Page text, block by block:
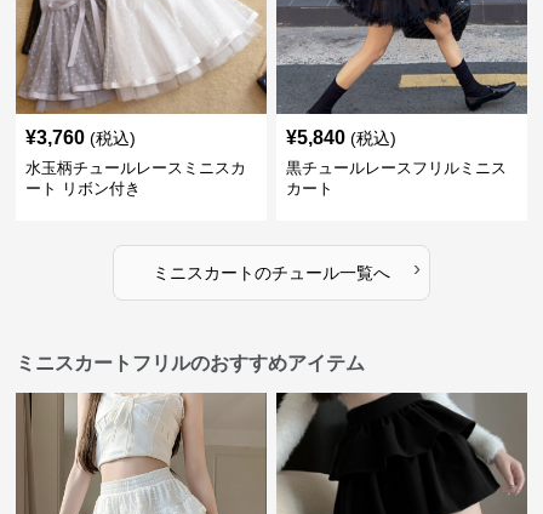
¥3,760 (税込)
水玉柄チュールレースミニスカ
ート リボン付き
¥5,840 (税込)
黒チュールレースフリルミニス
カート
ミニスカートのチュール一覧へ ›
ミニスカートフリルのおすすめアイテム